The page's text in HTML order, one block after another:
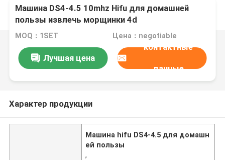
Машина DS4-4.5 10mhz Hifu для домашней
пользы извлечь морщинки 4d
MOQ：1SET Цена：negotiable
Лучшая цена
контактные
данные
Характер продукции
Машина hifu DS4-4.5 для домашн
ей пользы
,